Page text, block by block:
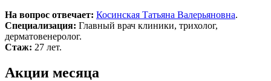
На вопрос отвечает: Косинская Татьяна Валерьяновна.
Специализация: Главный врач клиники, трихолог,
дерматовенеролог.
Стаж: 27 лет.
Акции месяца